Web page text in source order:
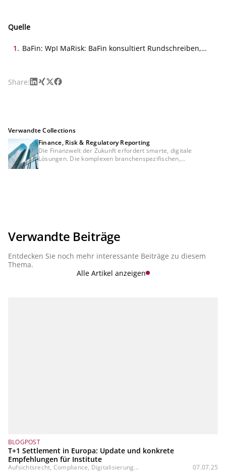
Quelle
1. BaFin: WpI MaRisk: BaFin konsultiert Rundschreiben,
Share:LinkedIn
Xing
X Facebook
Verwandte Collections
Finance, Risk & Regulatory Reporting
Die Finanzwelt der Zukunft erfordert smarte, digitale
Lösungen. Die komplexen branchenspezifischen,
Services in der Cloud, die sowohl die Komplexität jedes
Einzelthemas als auch die Konsistenz zwischen den Themen
Regulatory Reporting" stellen wir die aktuellen Entwicklungen
Verwandte Beiträge
Entdecken Sie noch mehr interessante Beiträge zu diesem
Thema.
Alle Artikel anzeigen
BLOGPOST
T+1 Settlement in Europa: Update und konkrete
Empfehlungen für Institute
Aufsichtsrecht, Compliance, Digitalisierung... 07.07.25